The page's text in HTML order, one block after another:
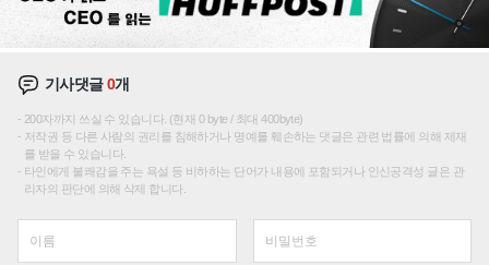
기사댓글0개
200자까지 쓰실 수 있습니다. (현재 0 byte / 최대 400byte)
저작권 등 다른 사람의 권리를 침해하거나 명예를 훼손하는 댓글은 관련 법률에 의해 제재
를 받을 수 있습니다.
타인에게 불쾌감을 주는 욕설 등 비하하는 단어가 내용에 포함되거나 인신공격성 글은 관
리자의 판단에 의해 삭제 합니다.